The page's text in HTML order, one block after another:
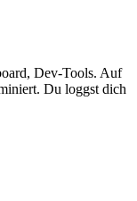
Dev-Tools. Auf
Du loggst dich